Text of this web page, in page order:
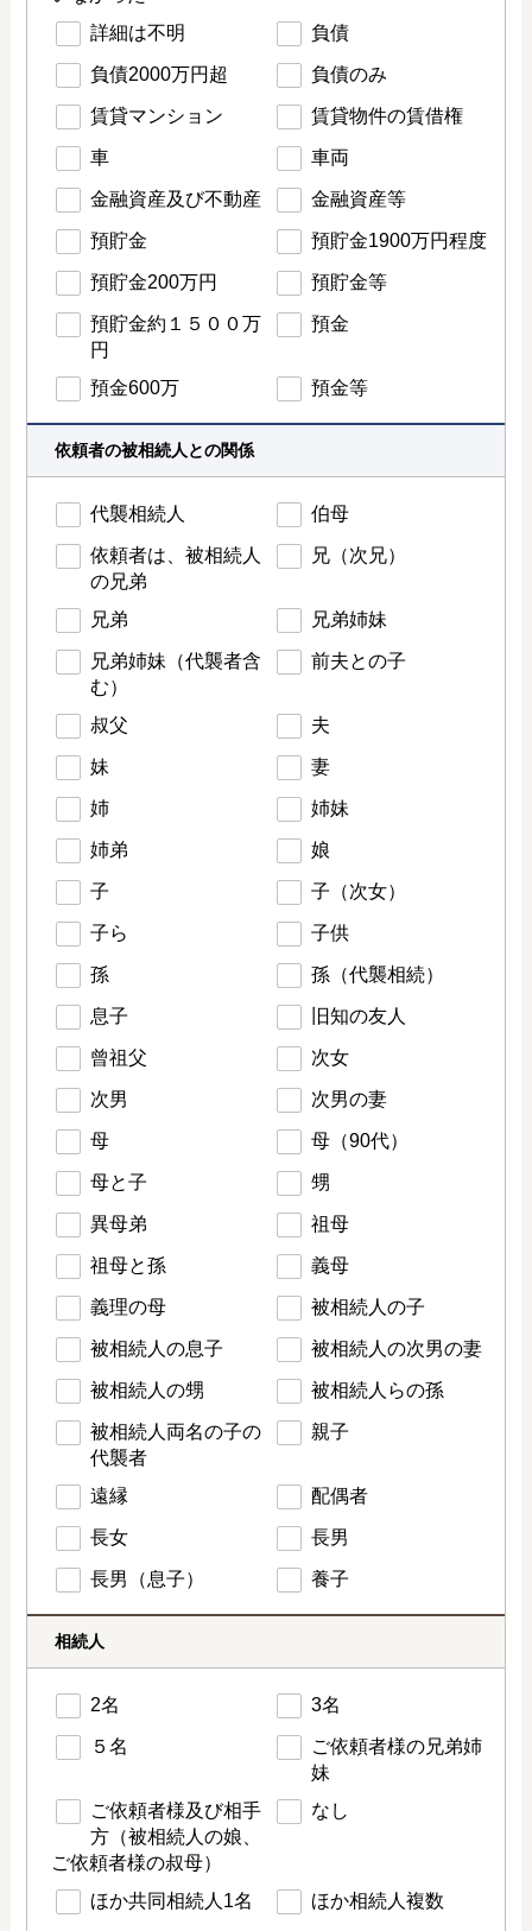
詳細は不明
負債
負債2000万円超 負債のみ
賃貸マンション 賃貸物件の賃借権
車 車両
金融資産及び不動産 金融資産等
預貯金 預貯金1900万円程度
預貯金200万円 預貯金等
預貯金約１５００万
円
預金
預金600万 預金等
依頼者の被相続人との関係
代襲相続人 伯母
依頼者は、被相続人
の兄弟
兄（次兄）
兄弟 兄弟姉妹
兄弟姉妹（代襲者含
む）
前夫との子
叔父 夫
妹 妻
姉 姉妹
姉弟 娘
子 子（次女）
子ら 子供
孫 孫（代襲相続）
息子 旧知の友人
曾祖父 次女
次男 次男の妻
母 母（90代）
母と子 甥
異母弟 祖母
祖母と孫 義母
義理の母 被相続人の子
被相続人の息子 被相続人の次男の妻
被相続人の甥 被相続人らの孫
被相続人両名の子の
代襲者
親子
遠縁 配偶者
長女 長男
長男（息子） 養子
相続人
2名 3名
５名
ご依頼者様の兄弟姉
妹
ご依頼者様及び相手
方（被相続人の娘、
ご依頼者様の叔母）
なし
ほか共同相続人1名 ほか相続人複数